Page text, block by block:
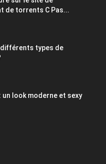
de torrents C Pas...
types de
un look moderne et sexy